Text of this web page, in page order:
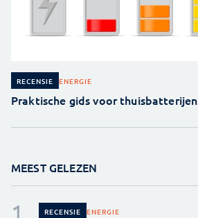
RECENSIE ENERGIE
Praktische gids voor thuisbatterijen
MEEST GELEZEN
RECENSIE ENERGIE